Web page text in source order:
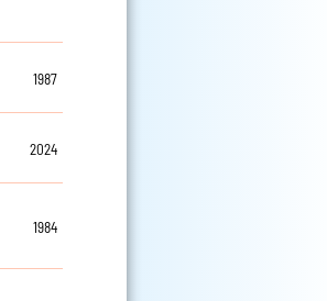
1987
2024
1984